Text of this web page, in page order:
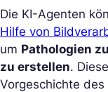
Die KI-Agenten
Hilfe von
um Pathologien
zu erstellen.
Vorgeschichte